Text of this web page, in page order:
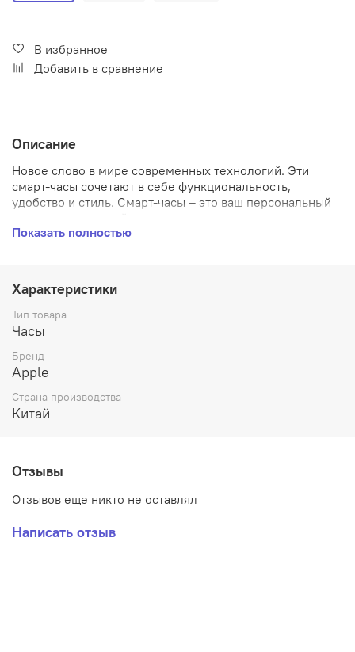
В избранное
Добавить в сравнение
Описание
Новое слово в мире современных технологий. Эти
смарт-часы сочетают в себе функциональность,
удобство и стиль. Смарт-часы – это ваш персональный
почта, календарь, Facebook, Twitter, погода
Разрешение дисплея 368x448
Воспроизведение аудио
планшета
Интерфейсы – Bluetooth 5.0, Wi-Fi, NFC
32 ГБ встроенной памяти
пульсометр с возможностью постоянного
измерения пульса
Показать полностью
Характеристики
Тип товара
Часы
Бренд
Apple
Страна производства
Китай
Отзывы
Отзывов еще никто не оставлял
Написать отзыв